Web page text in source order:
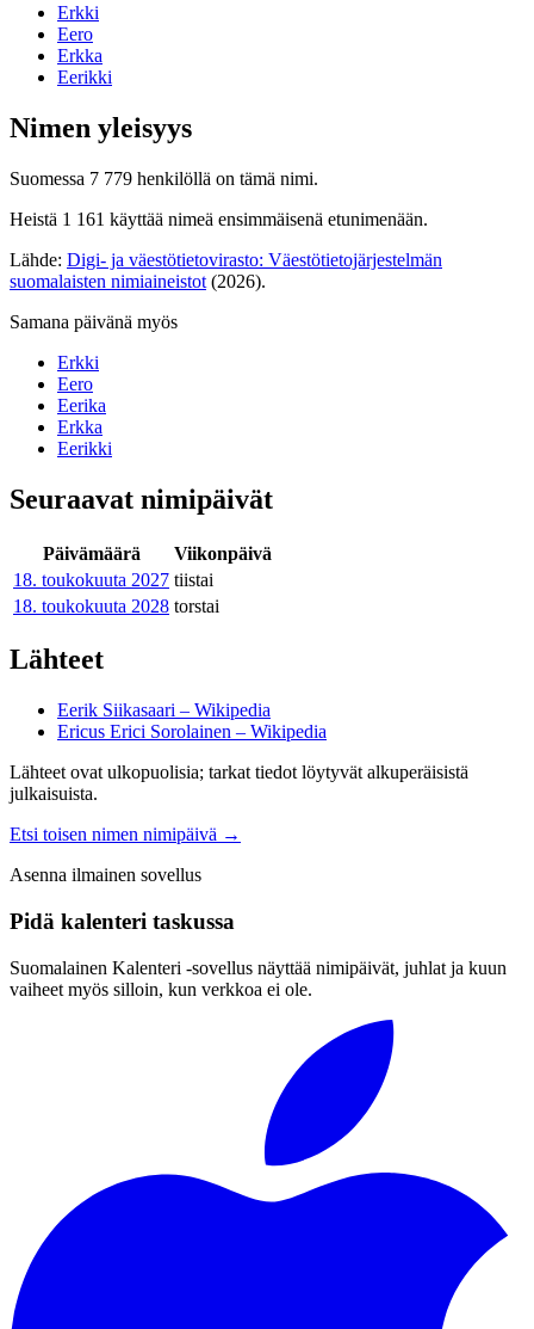
Erkki
Eero
Erkka
Eerikki
Nimen yleisyys
Suomessa 7 779 henkilöllä on tämä nimi.
Heistä 1 161 käyttää nimeä ensimmäisenä etunimenään.
Lähde: Digi- ja väestötietovirasto: Väestötietojärjestelmän
suomalaisten nimiaineistot (2026).
Samana päivänä myös
Erkki
Eero
Eerika
Erkka
Eerikki
Seuraavat nimipäivät
Päivämäärä
Viikonpäivä
18. toukokuuta 2027 tiistai
18. toukokuuta 2028 torstai
Lähteet
Eerik Siikasaari – Wikipedia
Ericus Erici Sorolainen – Wikipedia
Lähteet ovat ulkopuolisia; tarkat tiedot löytyvät alkuperäisistä
julkaisuista.
Etsi toisen nimen nimipäivä →
Asenna ilmainen sovellus
Pidä kalenteri taskussa
Suomalainen Kalenteri ‑sovellus näyttää nimipäivät, juhlat ja kuun
vaiheet myös silloin, kun verkkoa ei ole.